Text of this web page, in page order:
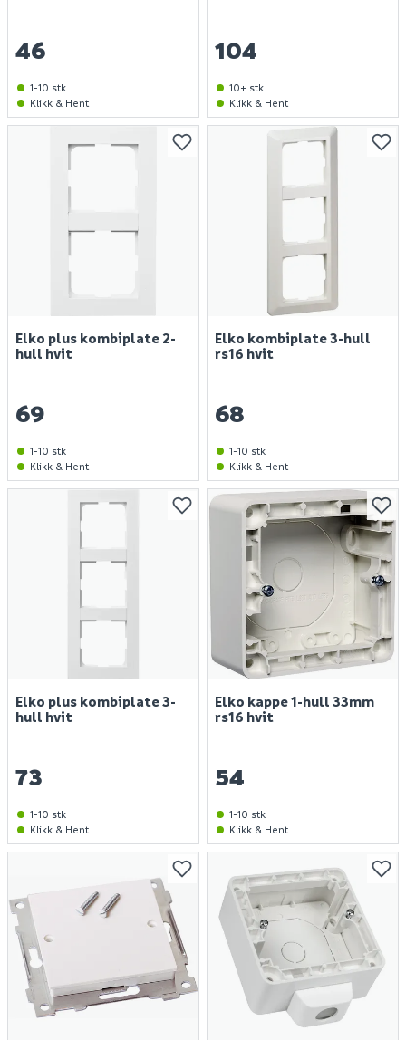
46
1-10 stk
Klikk & Hent
104
10+ stk
Klikk & Hent
Elko plus kombiplate 2-
hull hvit
69
1-10 stk
Klikk & Hent
Elko kombiplate 3-hull
rs16 hvit
68
1-10 stk
Klikk & Hent
Elko plus kombiplate 3-
hull hvit
73
1-10 stk
Klikk & Hent
Elko kappe 1-hull 33mm
rs16 hvit
54
1-10 stk
Klikk & Hent